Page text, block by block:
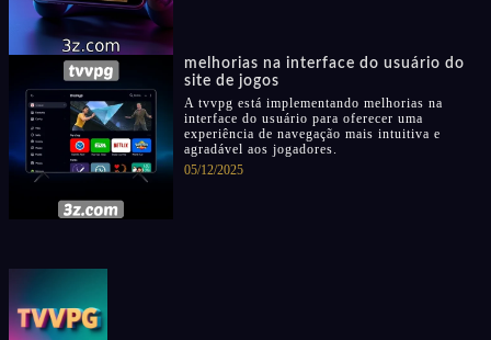
melhorias na interface do usuário do
site de jogos
A tvvpg está implementando melhorias na
interface do usuário para oferecer uma
experiência de navegação mais intuitiva e
agradável aos jogadores.
05/12/2025